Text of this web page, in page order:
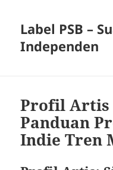
Label PSB –
Independen
Profil Artis
Panduan
Indie Tren